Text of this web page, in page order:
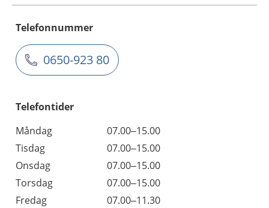
Telefonnummer
0650-923 80
Telefontider
Måndag
07.00–15.00
Tisdag
07.00–15.00
Onsdag
07.00–15.00
Torsdag
07.00–15.00
Fredag
07.00–11.30